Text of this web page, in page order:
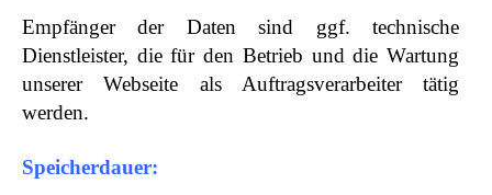
Empfänger der Daten sind ggf. technische
Dienstleister, die für den Betrieb und die Wartung
unserer Webseite als Auftragsverarbeiter tätig
werden.
Speicherdauer: